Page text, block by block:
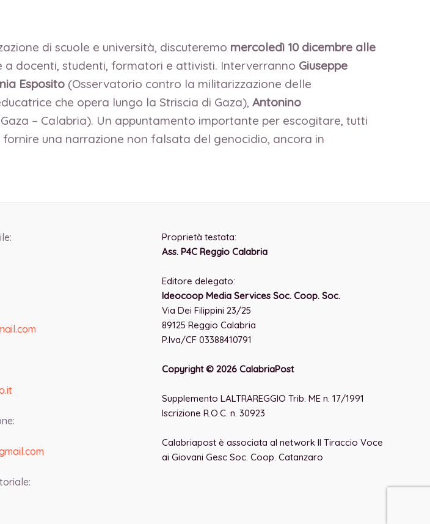
di scuole e università, discuteremo mercoledì 10 dicembre alle
a docenti, studenti, formatori e attivisti. Interverranno Giuseppe
Esposito (Osservatorio contro la militarizzazione delle
che opera lungo la Striscia di Gaza), Antonino
– Calabria). Un appuntamento importante per escogitare, tutti
una narrazione non falsata del genocidio, ancora in
Proprietà testata:
Ass. P4C Reggio Calabria
Editore delegato:
Ideocoop Media Services Soc. Coop. Soc.
Via Dei Filippini 23/25
89125 Reggio Calabria
P.Iva/CF 03388410791
Copyright © 2026 CalabriaPost
Supplemento LALTRAREGGIO Trib. ME n. 17/1991
Iscrizione R.O.C. n. 30923
Calabriapost è associata al network Il Tiraccio Voce
ai Giovani Gesc Soc. Coop. Catanzaro